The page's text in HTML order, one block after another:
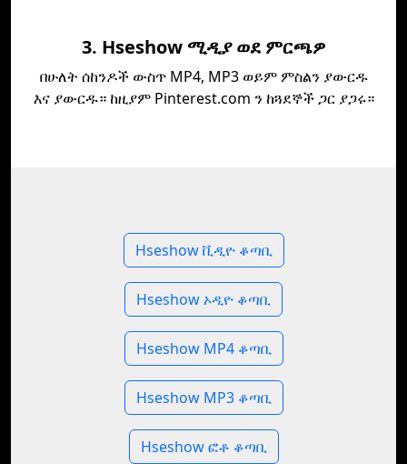
3. Hseshow ሚዲያ ወደ ምርጫዎ
በሁለት ሰከንዶች ውስጥ MP4, MP3 ወይም ምስልን ያውርዱ
እና ያውርዱ። ከዚያም Pinterest.com ን ከጓደኞች ጋር ያጋሩ።
Hseshow ቪዲዮ ቆጣቢ
Hseshow ኦዲዮ ቆጣቢ
Hseshow MP4 ቆጣቢ
Hseshow MP3 ቆጣቢ
Hseshow ፎቶ ቆጣቢ